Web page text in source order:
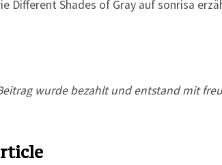
wurde bezahlt und entstand mit